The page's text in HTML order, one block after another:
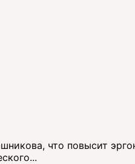
что повысит